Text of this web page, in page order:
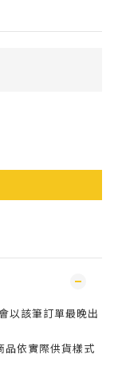
以該筆訂單最晚出
品依實際供貨樣式